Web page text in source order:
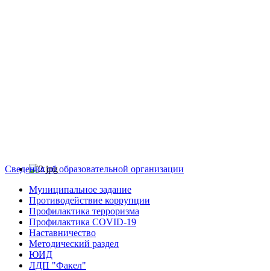
Сведения об образовательной организации
Муниципальное задание
Противодействие коррупции
Профилактика терроризма
Профилактика COVID-19
Наставничество
Методический раздел
ЮИД
ЛДП "Факел"